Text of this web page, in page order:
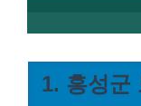
1. 홍성군